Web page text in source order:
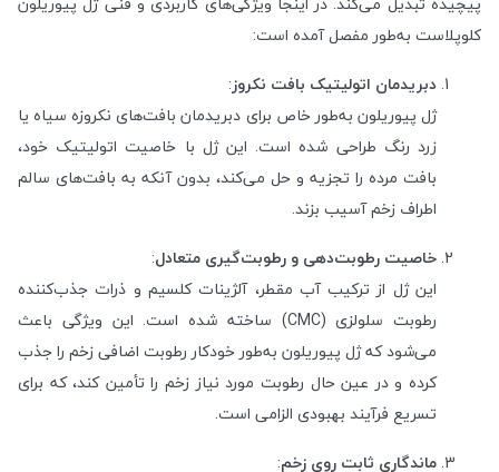
کلوپلاست به‌طور مفصل آمده است:
دبریدمان اتولیتیک بافت نکروز:
ژل پیوریلون به‌طور خاص برای دبریدمان بافت‌های نکروزه سیاه یا
زرد رنگ طراحی شده است. این ژل با خاصیت اتولیتیک خود،
بافت مرده را تجزیه و حل می‌کند، بدون آنکه به بافت‌های سالم
اطراف زخم آسیب بزند.
خاصیت رطوبت‌دهی و رطوبت‌گیری متعادل:
این ژل از ترکیب آب مقطر، آلژینات کلسیم و ذرات جذب‌کننده
رطوبت سلولزی (CMC) ساخته شده است. این ویژگی باعث
می‌شود که ژل پیوریلون به‌طور خودکار رطوبت اضافی زخم را جذب
کرده و در عین حال رطوبت مورد نیاز زخم را تأمین کند، که برای
تسریع فرآیند بهبودی الزامی است.
ماندگاری ثابت روی زخم: